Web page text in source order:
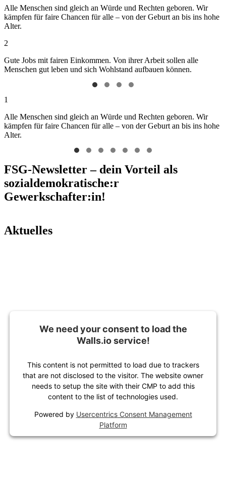
Alle Menschen sind gleich an Würde und Rechten geboren. Wir
kämpfen für faire Chancen für alle – von der Geburt an bis ins hohe
Alter.
2
Gute Jobs mit fairen Einkommen. Von ihrer Arbeit sollen alle
Menschen gut leben und sich Wohlstand aufbauen können.
1
Alle Menschen sind gleich an Würde und Rechten geboren. Wir
kämpfen für faire Chancen für alle – von der Geburt an bis ins hohe
Alter.
FSG-Newsletter – dein Vorteil als
sozialdemokratische:r
Gewerkschafter:in!
Aktuelles
We need your consent to load the
Walls.io service!
This content is not permitted to load due to trackers
that are not disclosed to the visitor. The website owner
needs to setup the site with their CMP to add this
content to the list of technologies used.
Powered by Usercentrics Consent Management
Platform